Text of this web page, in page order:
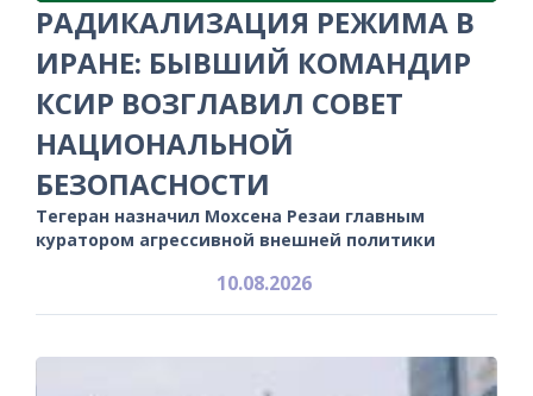
РАДИКАЛИЗАЦИЯ РЕЖИМА В
ИРАНЕ: БЫВШИЙ КОМАНДИР
КСИР ВОЗГЛАВИЛ СОВЕТ
НАЦИОНАЛЬНОЙ
БЕЗОПАСНОСТИ
Тегеран назначил Мохсена Резаи главным
куратором агрессивной внешней политики
10.08.2026